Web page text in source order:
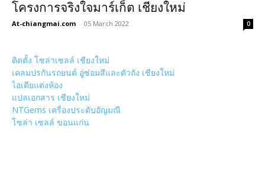
โครงการจริงใจมาร์เก็ต เชียงใหม่
At-chiangmai.com - 05 March 2022 0
ติดตั้ง โซล่าเซลล์ เชียงใหม่
เคลมปรกันรถยนต์ อู่ซ่อมสีและตัวถัง เชียงใหม่
ไอเดียแต่งห้อง
แปลเอกสาร เชียงใหม่
NTGems เครื่องประดับอัญมณี
โซล่า เซลล์ ขอนแก่น